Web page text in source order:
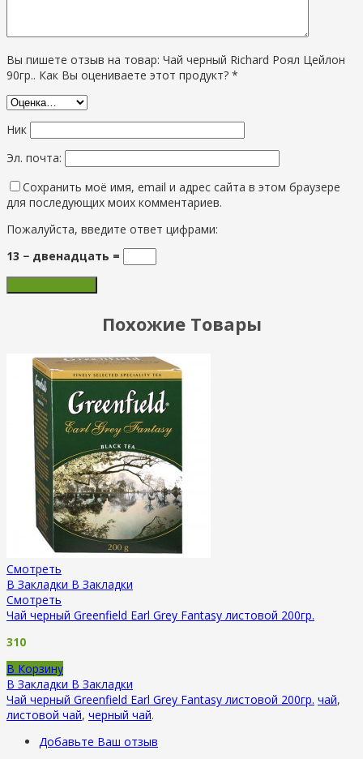
Вы пишете отзыв на товар: Чай черный Richard Роял Цейлон
90гр.. Как Вы оцениваете этот продукт? *
Ник
Эл. почта:
Сохранить моё имя, email и адрес сайта в этом браузере
для последующих моих комментариев.
Пожалуйста, введите ответ цифрами:
13 − двенадцать =
Похожие Товары
Смотреть
В Закладки В Закладки
Смотреть
Чай черный Greenfield Earl Grey Fantasy листовой 200гр.
310
В Корзину
В Закладки В Закладки
Чай черный Greenfield Earl Grey Fantasy листовой 200гр. чай,
листовой чай, черный чай.
Добавьте Ваш отзыв